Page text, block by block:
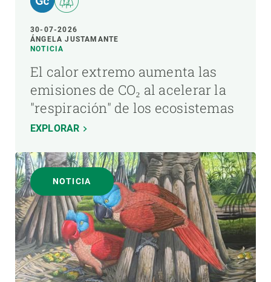
30-07-2026
ÁNGELA JUSTAMANTE
NOTICIA
El calor extremo aumenta las
emisiones de CO₂ al acelerar la
"respiración" de los ecosistemas
EXPLORAR
NOTICIA